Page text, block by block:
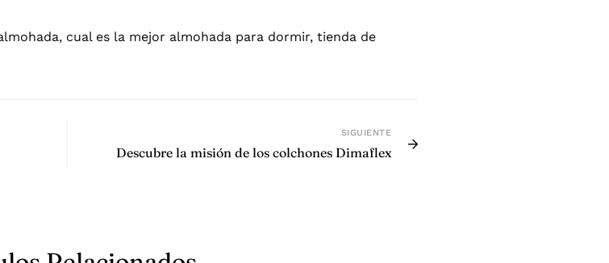
, cual es la mejor almohada para dormir, tienda de
SIGUIENTE
Descubre la misión de los colchones Dimaflex